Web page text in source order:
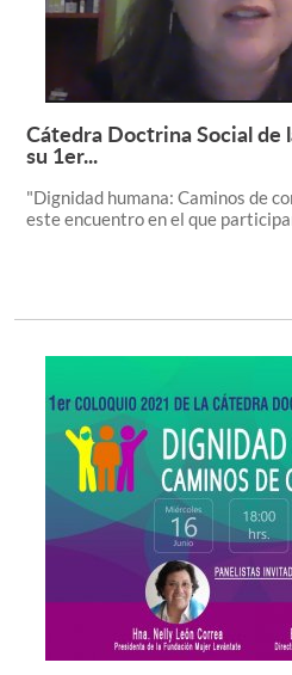
Cátedra Doctrina Social de
su 1er...
"Dignidad humana: Caminos de
este encuentro en el que